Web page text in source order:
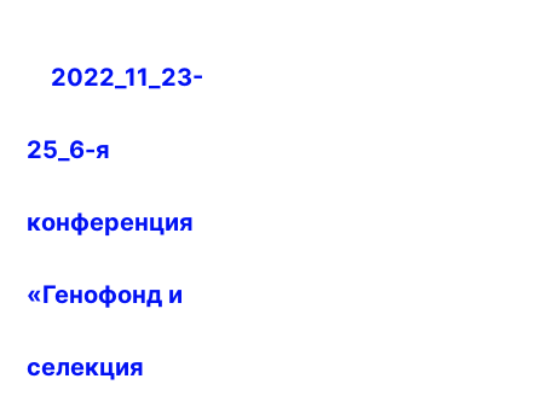
Навигация
записям
2022_11_23-
25_6-я
конференция
«Генофонд и
селекция